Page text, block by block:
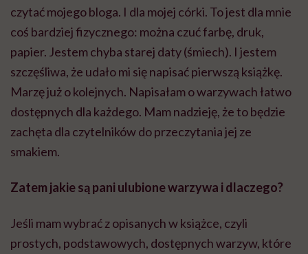
czytać mojego bloga. I dla mojej córki. To jest dla mnie
coś bardziej fizycznego: można czuć farbę, druk,
papier. Jestem chyba starej daty (śmiech). I jestem
szczęśliwa, że udało mi się napisać pierwszą książkę.
Marzę już o kolejnych. Napisałam o warzywach łatwo
dostępnych dla każdego. Mam nadzieję, że to będzie
zachęta dla czytelników do przeczytania jej ze
smakiem.
Zatem jakie są pani ulubione warzywa i dlaczego?
Jeśli mam wybrać z opisanych w książce, czyli
prostych, podstawowych, dostępnych warzyw, które